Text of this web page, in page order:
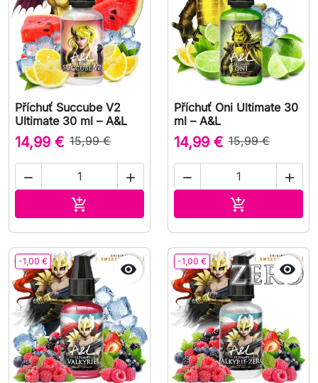
Příchuť Succube V2
Ultimate 30 ml – A&L
14,99 € 15,99 €
 

Příchuť Oni Ultimate 30
ml – A&L
14,99 € 15,99 €
 

-1,00 €  -1,00 € 